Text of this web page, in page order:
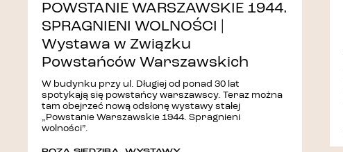
POWSTANIE WARSZAWSKIE 1944.
SPRAGNIENI WOLNOŚCI |
Wystawa w Związku
Powstańców Warszawskich
W budynku przy ul. Długiej od ponad 30 lat
spotykają się powstańcy warszawscy. Teraz można
tam obejrzeć nową odsłonę wystawy stałej
„Powstanie Warszawskie 1944. Spragnieni
wolności”.